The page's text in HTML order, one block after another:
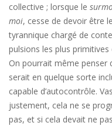
collective ; lorsque le
moi, cesse de devoir être
tyrannique chargé de
pulsions les plus primitives
On pourrait même penser
serait en quelque sorte
capable d’autocontrôle.
justement, cela ne se
pas, et si cela devait ne